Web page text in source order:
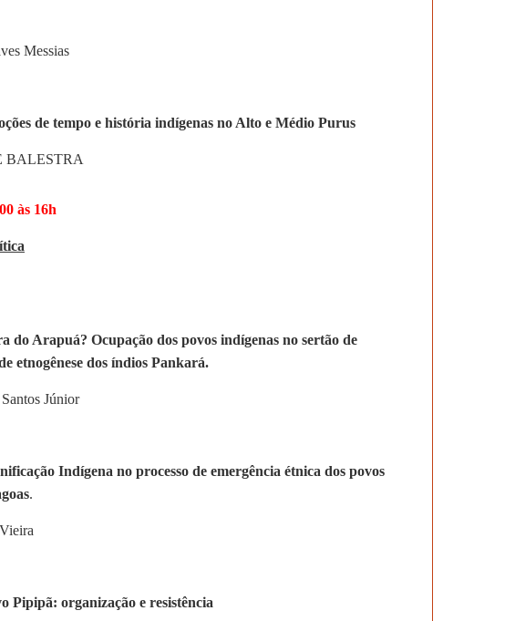
Messias
de tempo e história indígenas no Alto e Médio Purus
BALESTRA
às 16h
do Arapuá? Ocupação dos povos indígenas no sertão de
etnogênese dos índios Pankará.
Júnior
Indígena no processo de emergência étnica dos povos
.
Pipipã: organização e resistência